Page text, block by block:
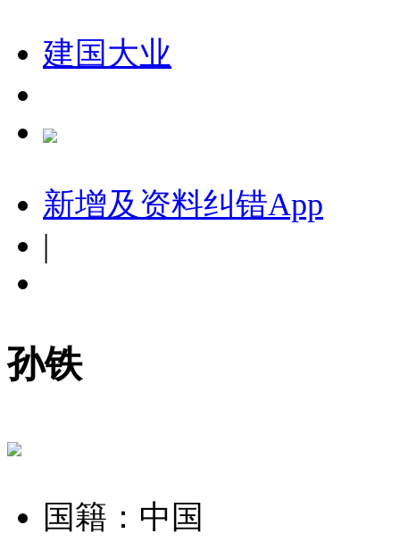
建国大业
新增及资料纠错App
|
孙铁
国籍：中国